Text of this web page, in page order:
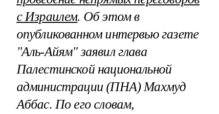
с Израилем. Об этом в
опубликованном интервью газете
"Аль-Айям" заявил глава
Палестинской национальной
администрации (ПНА) Махмуд
Аббас. По его словам,